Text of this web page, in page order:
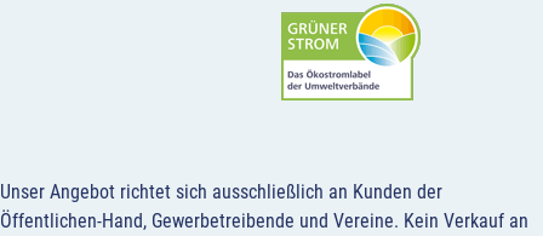
Unser Angebot richtet sich ausschließlich an Kunden der
Öffentlichen-Hand, Gewerbetreibende und Vereine. Kein Verkauf an